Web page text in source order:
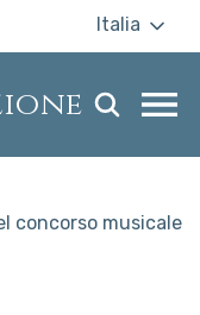
Italia
concorso musicale